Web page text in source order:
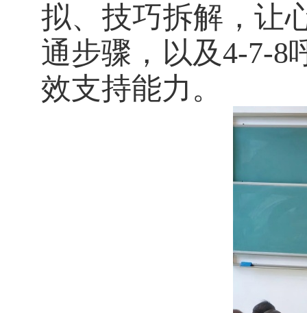
拟、技巧拆解，让
通步骤，以及4-7-8
效支持能力。